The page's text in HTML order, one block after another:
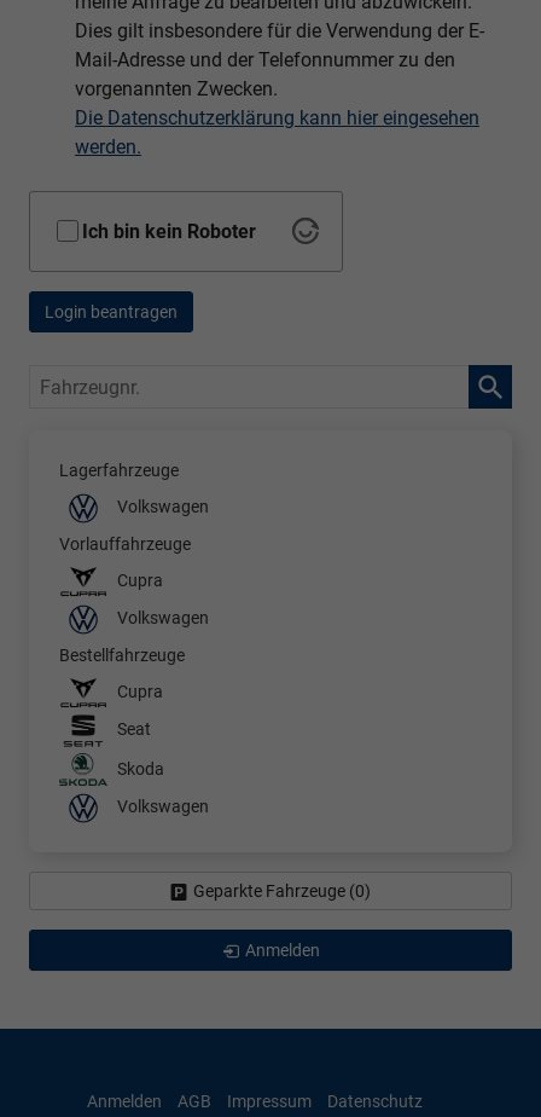
Dies gilt insbesondere für die Verwendung der E-
Mail-Adresse und der Telefonnummer zu den
vorgenannten Zwecken.
Die Datenschutzerklärung kann hier eingesehen
werden.
Ich bin kein Roboter
Login beantragen
Fahrzeugnr.
Lagerfahrzeuge
Volkswagen
Vorlauffahrzeuge
Cupra
Volkswagen
Bestellfahrzeuge
Cupra
Seat
Skoda
Volkswagen
Geparkte Fahrzeuge (0)
Anmelden
Anmelden AGB Impressum Datenschutz